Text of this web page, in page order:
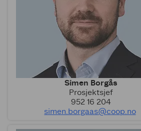
Simen Borgås
Prosjektsjef
952 16 204
simen.borgaas@coop.no